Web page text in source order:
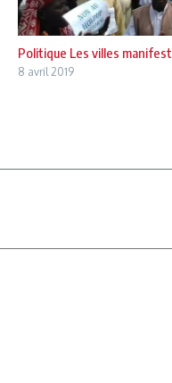
Politique Les villes
8 avril 2019